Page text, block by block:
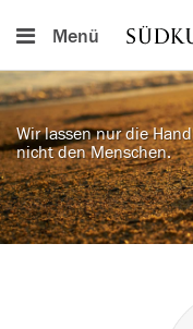
Menü
Wir lassen nur die
nicht den Menschen.